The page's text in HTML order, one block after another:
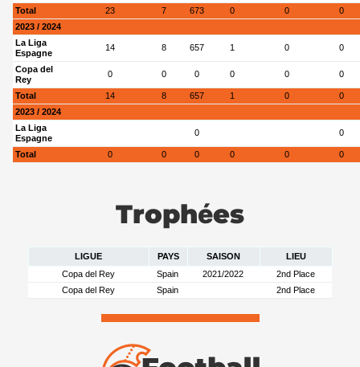
Total 23 7 673 0 0
0
2023 / 2024
La Liga
Espagne
14 8 657 1 0 0
Copa del
Rey
0 0 0 0 0 0
Total 14 8 657 1 0
0
2023 / 2024
La Liga
Espagne
0 0
Total 0 0 0 0 0 0
Trophées
LIGUE PAYS SAISON
LIEU
Copa del Rey
Spain 2021/2022
2nd Place
Copa del Rey
Spain 2nd Place